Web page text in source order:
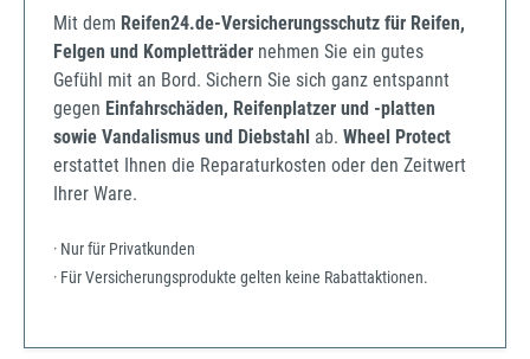
Mit dem Reifen24.de-Versicherungsschutz für Reifen,
Felgen und Kompletträder nehmen Sie ein gutes
Gefühl mit an Bord. Sichern Sie sich ganz entspannt
gegen Einfahrschäden, Reifenplatzer und -platten
sowie Vandalismus und Diebstahl ab. Wheel Protect
erstattet Ihnen die Reparaturkosten oder den Zeitwert
Ihrer Ware.
· Nur für Privatkunden
· Für Versicherungsprodukte gelten keine Rabattaktionen.